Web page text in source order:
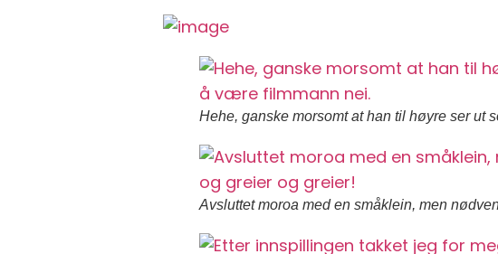
Hehe, ganske morsomt at han til høyre ser ut
Avsluttet moroa med en småklein, men